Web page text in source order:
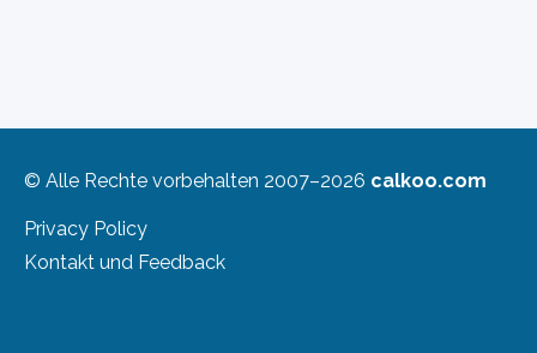
© Alle Rechte vorbehalten 2007–2026 calkoo.com
Privacy Policy
Kontakt und Feedback